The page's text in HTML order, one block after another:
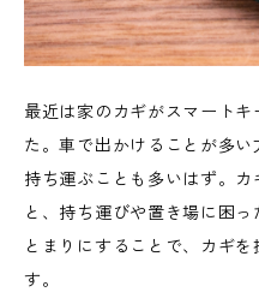
最近は家のカギがスマート
た。車で出かけることが多
持ち運ぶことも多いはず。
と、持ち運びや置き場に困
とまりにすることで、カギ
す。